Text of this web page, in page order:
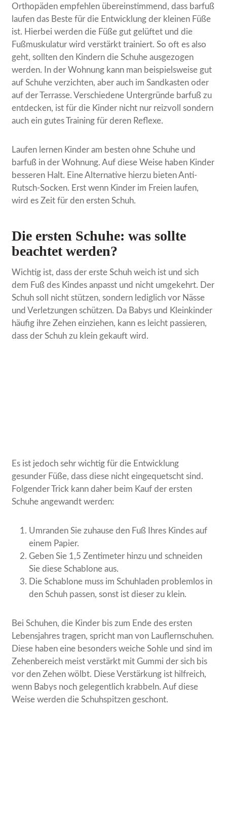
Orthopäden empfehlen übereinstimmend, dass barfuß
laufen das Beste für die Entwicklung der kleinen Füße
ist. Hierbei werden die Füße gut gelüftet und die
Fußmuskulatur wird verstärkt trainiert. So oft es also
geht, sollten den Kindern die Schuhe ausgezogen
werden. In der Wohnung kann man beispielsweise gut
auf Schuhe verzichten, aber auch im Sandkasten oder
auf der Terrasse. Verschiedene Untergründe barfuß zu
entdecken, ist für die Kinder nicht nur reizvoll sondern
auch ein gutes Training für deren Reflexe.
Laufen lernen Kinder am besten ohne Schuhe und
barfuß in der Wohnung. Auf diese Weise haben Kinder
besseren Halt. Eine Alternative hierzu bieten Anti-
Rutsch-Socken. Erst wenn Kinder im Freien laufen,
wird es Zeit für den ersten Schuh.
Die ersten Schuhe: was sollte
beachtet werden?
Wichtig ist, dass der erste Schuh weich ist und sich
dem Fuß des Kindes anpasst und nicht umgekehrt. Der
Schuh soll nicht stützen, sondern lediglich vor Nässe
und Verletzungen schützen. Da Babys und Kleinkinder
häufig ihre Zehen einziehen, kann es leicht passieren,
dass der Schuh zu klein gekauft wird.
Es ist jedoch sehr wichtig für die Entwicklung
gesunder Füße, dass diese nicht eingequetscht sind.
Folgender Trick kann daher beim Kauf der ersten
Schuhe angewandt werden:
Umranden Sie zuhause den Fuß Ihres Kindes auf
einem Papier.
Geben Sie 1,5 Zentimeter hinzu und schneiden
Sie diese Schablone aus.
Die Schablone muss im Schuhladen problemlos in
den Schuh passen, sonst ist dieser zu klein.
Bei Schuhen, die Kinder bis zum Ende des ersten
Lebensjahres tragen, spricht man von Lauflernschuhen.
Diese haben eine besonders weiche Sohle und sind im
Zehenbereich meist verstärkt mit Gummi der sich bis
vor den Zehen wölbt. Diese Verstärkung ist hilfreich,
wenn Babys noch gelegentlich krabbeln. Auf diese
Weise werden die Schuhspitzen geschont.